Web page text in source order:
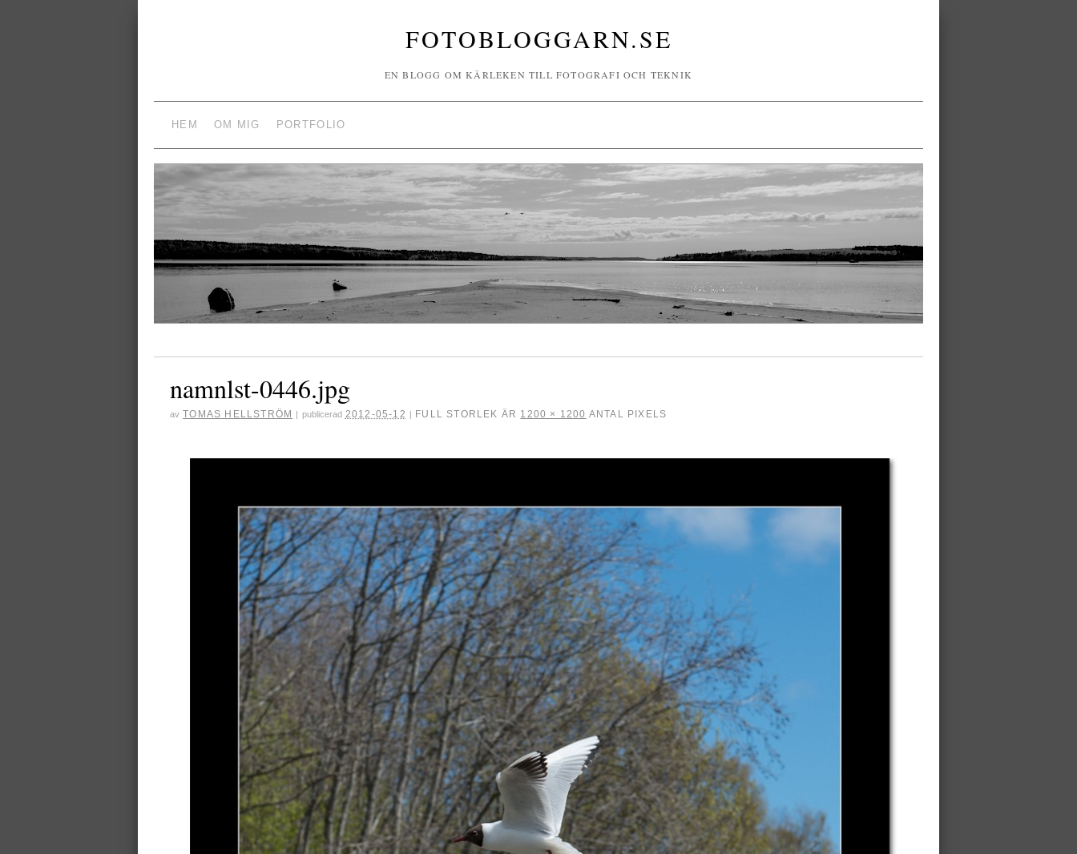
FOTOBLOGGARN.SE
EN BLOGG OM KÄRLEKEN TILL FOTOGRAFI OCH TEKNIK
HEM OM MIG PORTFOLIO
namnlst-0446.jpg
av TOMAS HELLSTRÖM | publicerad 2012-05-12 | FULL STORLEK ÄR 1200 × 1200 ANTAL PIXELS